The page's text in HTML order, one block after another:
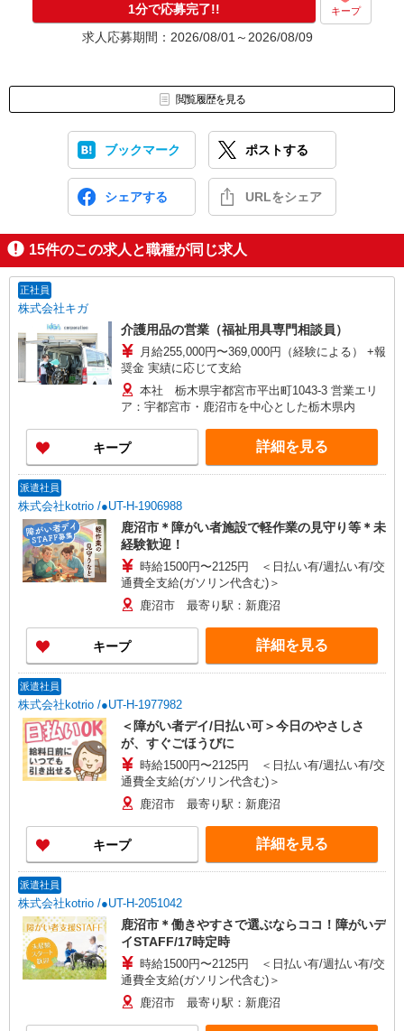
1分で応募完了!! キープ
求人応募期間：2026/08/01～2026/08/09
閲覧履歴を見る
ブックマーク ポストする
シェアする URLをシェア
15件のこの求人と職種が同じ求人
正社員
株式会社キガ
介護用品の営業（福祉用具専門相談員）
月給255,000円〜369,000円（経験による） +報
奨金 実績に応じて支給
本社 栃木県宇都宮市平出町1043-3 営業エリ
ア：宇都宮市・鹿沼市を中心とした栃木県内
キープ 詳細を見る
派遣社員
株式会社kotrio /●UT-H-1906988
鹿沼市＊障がい者施設で軽作業の見守り等＊未
経験歓迎！
時給1500円〜2125円 ＜日払い有/週払い有/交
通費全支給(ガソリン代含む)＞
鹿沼市 最寄り駅：新鹿沼
キープ 詳細を見る
派遣社員
株式会社kotrio /●UT-H-1977982
＜障がい者デイ/日払い可＞今日のやさしさ
が、すぐごほうびに
時給1500円〜2125円 ＜日払い有/週払い有/交
通費全支給(ガソリン代含む)＞
鹿沼市 最寄り駅：新鹿沼
キープ 詳細を見る
派遣社員
株式会社kotrio /●UT-H-2051042
鹿沼市＊働きやすさで選ぶならココ！障がいデ
イSTAFF/17時定時
時給1500円〜2125円 ＜日払い有/週払い有/交
通費全支給(ガソリン代含む)＞
鹿沼市 最寄り駅：新鹿沼